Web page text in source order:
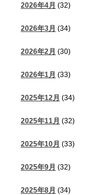
2026年4月 (32)
2026年3月 (34)
2026年2月 (30)
2026年1月 (33)
2025年12月 (34)
2025年11月 (32)
2025年10月 (33)
2025年9月 (32)
2025年8月 (34)